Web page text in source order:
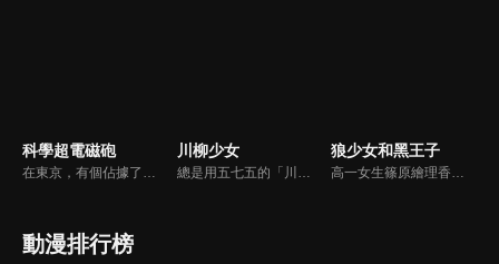
科學超電磁砲
在東京，有個佔據了西部大半的巨大都市「學園都市」，其中學生均會接受超能力開發課程。學園都市中一座名門學校常盤台中學，有位站在超能力者頂端的少女御坂美琴，和另一位身為「風紀委員」的學妹白井黑子，為了守護都市的和平，因而被捲入了學園都市中所發生的種種事件之中…
川柳少女
總是用五七五的「川柳」格式，傳達心中想法的女孩子，雪白七七子，與外表可怕但心地卻很善良的文藝部社員，毒島英二，兩人的日常只用17個字交織而成，不論何時都超幸福！
狼少女和黑王子
高一女生篠原繪理香因為虛榮，謊稱自己的男友是人稱王子的佐田恭也，為避免被揭穿謊言，只好答應當佐田的小狗，沒想到逐漸真的喜歡上他，之後費盡千辛萬苦也幾經波瀾，才終於成為他真正的女友，在此就來回顧這段「愛的奇蹟」。
動漫排行榜